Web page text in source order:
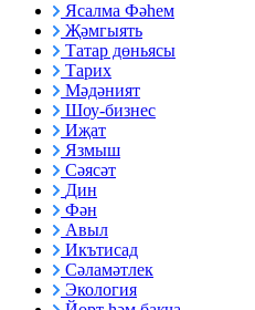
Ясалма Фәһем
Җәмгыять
Татар дөньясы
Тарих
Мәдәният
Шоу-бизнес
Иҗат
Язмыш
Сәясәт
Дин
Фән
Авыл
Икътисад
Сәламәтлек
Экология